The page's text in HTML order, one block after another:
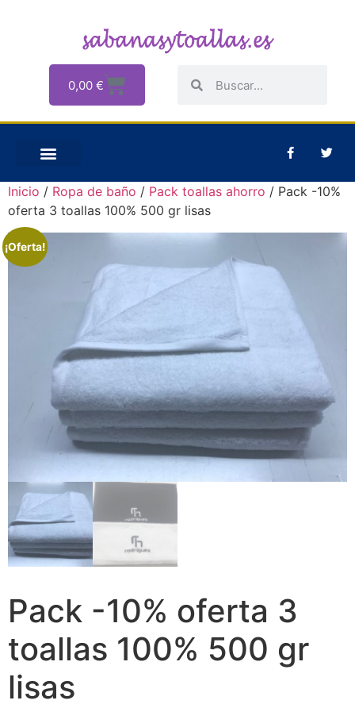
0,00 €
Inicio / Ropa de baño / Pack toallas ahorro / Pack -10%
oferta 3 toallas 100% 500 gr lisas
¡Oferta!
Pack -10% oferta 3
toallas 100% 500 gr
lisas